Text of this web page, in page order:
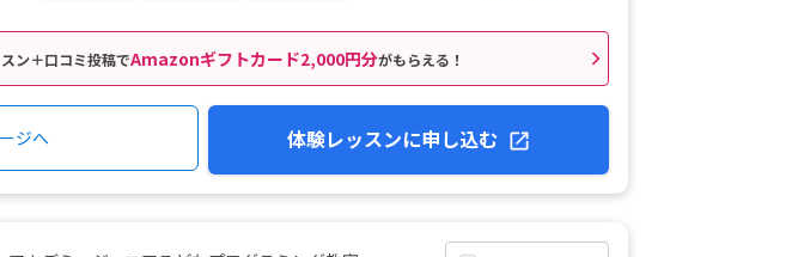
ン＋口コミ投稿でAmazonギフトカード2,000円分がもらえる！
ジへ 体験レッスンに申し込む